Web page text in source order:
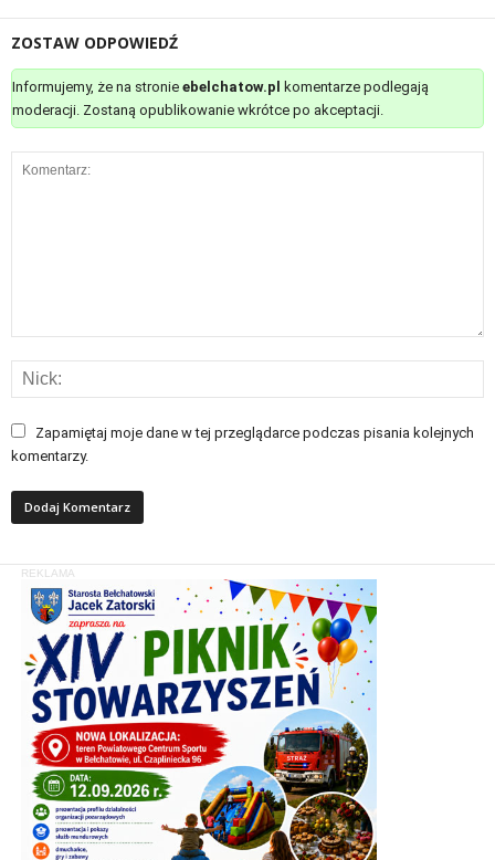
ZOSTAW ODPOWIEDŹ
Informujemy, że na stronie ebelchatow.pl
komentarze podlegają
moderacji. Zostaną opublikowanie wkrótce po akceptacji.
Zapamiętaj moje dane w tej przeglądarce podczas pisania kolejnych
komentarzy.
REKLAMA